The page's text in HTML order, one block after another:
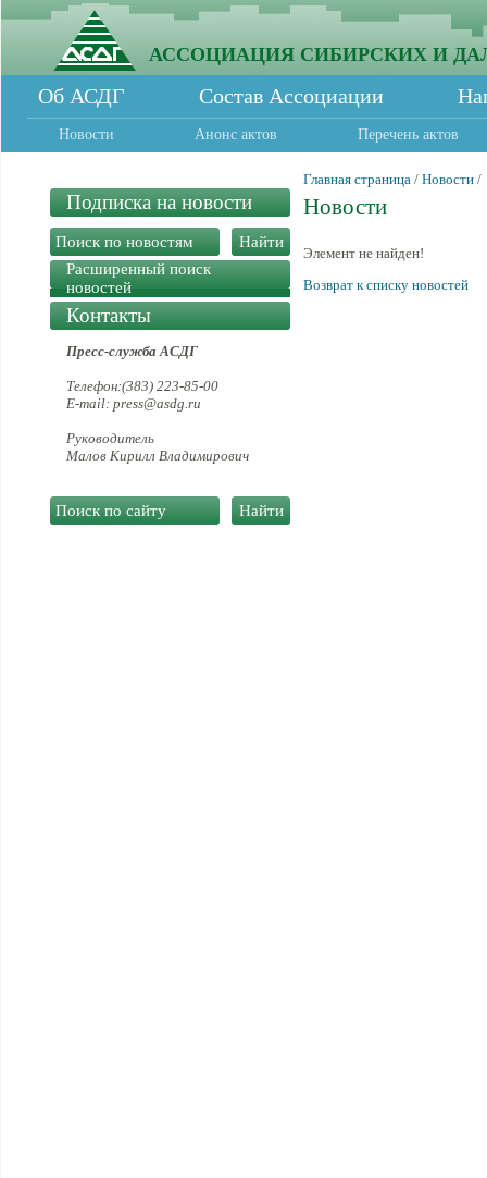
АССОЦИАЦИЯ СИБИРСКИХ И
Об АСДГ Состав Ассоциации
Новости Анонс актов Перечень актов
Подписка на новости
Расширенный поиск
новостей
Контакты
Пресс-служба АСДГ
Телефон:(383) 223-85-00
E-mail: press@asdg.ru
Руководитель
Малов Кирилл Владимирович
Главная страница / Новости /
Новости
Элемент не найден!
Возврат к списку новостей